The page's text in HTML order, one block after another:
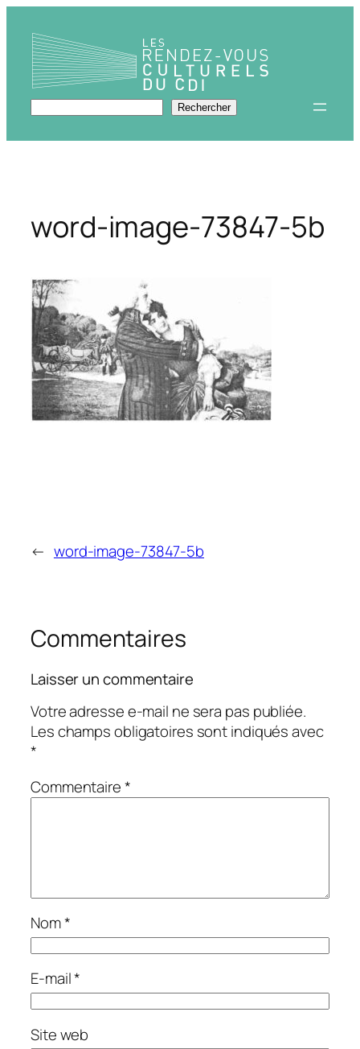
contenu
Rechercher Rechercher
word-image-73847-5b
← word-image-73847-5b
Commentaires
Laisser un commentaire
Votre adresse e-mail ne sera pas publiée.
Les champs obligatoires sont indiqués avec
*
Commentaire*
Nom*
E-mail*
Site web